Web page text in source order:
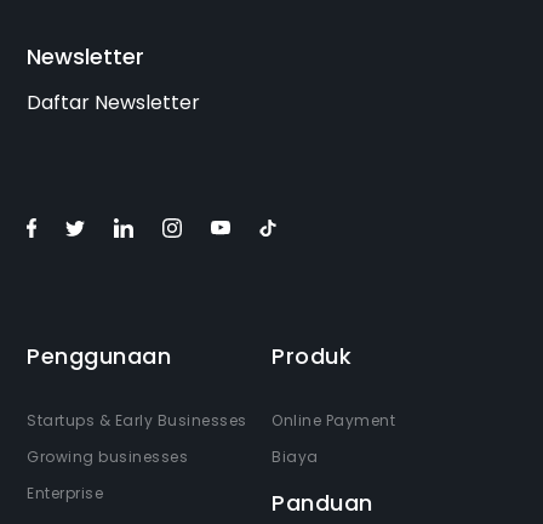
Newsletter
Daftar Newsletter
Penggunaan
Startups & Early Businesses
Growing businesses
Enterprise
Produk
Online Payment
Biaya
Panduan